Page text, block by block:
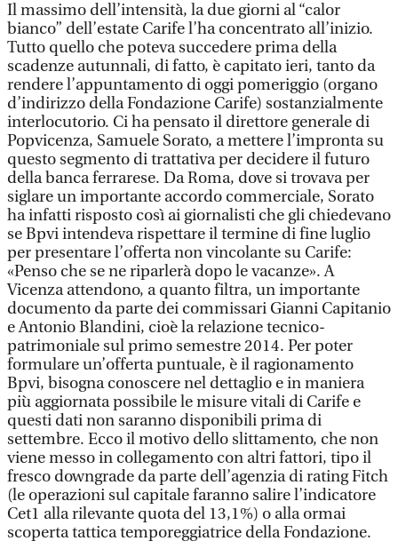
Il massimo dell’intensità, la due giorni al “calor
bianco” dell’estate Carife l’ha concentrato all’inizio.
Tutto quello che poteva succedere prima della
scadenze autunnali, di fatto, è capitato ieri, tanto da
rendere l’appuntamento di oggi pomeriggio (organo
d’indirizzo della Fondazione Carife) sostanzialmente
interlocutorio. Ci ha pensato il direttore generale di
Popvicenza, Samuele Sorato, a mettere l’impronta su
questo segmento di trattativa per decidere il futuro
della banca ferrarese. Da Roma, dove si trovava per
siglare un importante accordo commerciale, Sorato
ha infatti risposto così ai giornalisti che gli chiedevano
se Bpvi intendeva rispettare il termine di fine luglio
per presentare l’offerta non vincolante su Carife:
«Penso che se ne riparlerà dopo le vacanze». A
Vicenza attendono, a quanto filtra, un importante
documento da parte dei commissari Gianni Capitanio
e Antonio Blandini, cioè la relazione tecnico-
patrimoniale sul primo semestre 2014. Per poter
formulare un’offerta puntuale, è il ragionamento
Bpvi, bisogna conoscere nel dettaglio e in maniera
più aggiornata possibile le misure vitali di Carife e
questi dati non saranno disponibili prima di
settembre. Ecco il motivo dello slittamento, che non
viene messo in collegamento con altri fattori, tipo il
fresco downgrade da parte dell’agenzia di rating Fitch
(le operazioni sul capitale faranno salire l’indicatore
Cet1 alla rilevante quota del 13,1%) o alla ormai
scoperta tattica temporeggiatrice della Fondazione.